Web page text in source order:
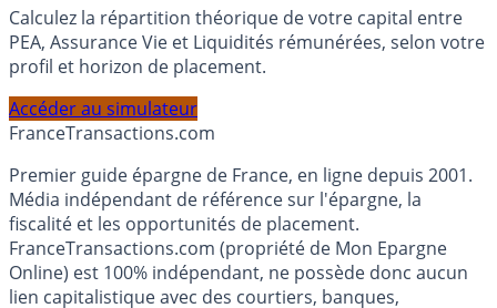
Simulateur d'Allocation
Calculez la répartition théorique de votre capital entre
profil et horizon de placement.
FranceTransactions.com
Premier guide épargne de France, en ligne depuis 2001.
Média indépendant de référence sur l'épargne, la
fiscalité et les opportunités de placement.
FranceTransactions.com (propriété de Mon Epargne